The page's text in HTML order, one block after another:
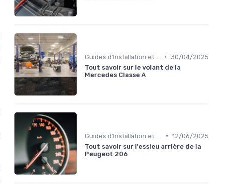
• 30/04/2025
Tout savoir sur le volant de la
Mercedes Classe A
• 12/06/2025
Tout savoir sur l'essieu arrière de la
Peugeot 206